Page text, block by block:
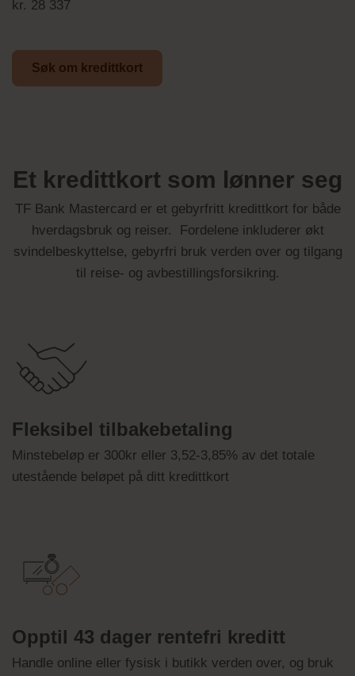
kr. 28 337
Søk om kredittkort
Et kredittkort som lønner seg
TF Bank Mastercard er et gebyrfritt kredittkort for både
hverdagsbruk og reiser. Fordelene inkluderer økt
svindelbeskyttelse, gebyrfri bruk verden over og tilgang
til reise- og avbestillingsforsikring.
Fleksibel tilbakebetaling
Minstebeløp er 300kr eller 3,52-3,85% av det totale
utestående beløpet på ditt kredittkort
Opptil 43 dager rentefri kreditt
Handle online eller fysisk i butikk verden over, og bruk